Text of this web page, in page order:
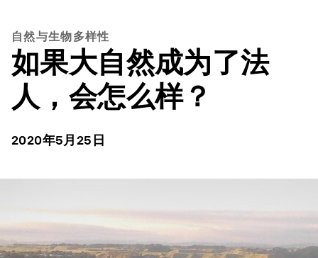
自然与生物多样性
如果大自然成为了法
人，会怎么样？
2020年5月25日